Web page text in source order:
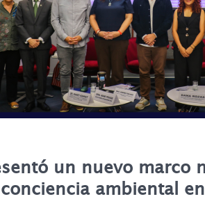
un nuevo marco
ambiental